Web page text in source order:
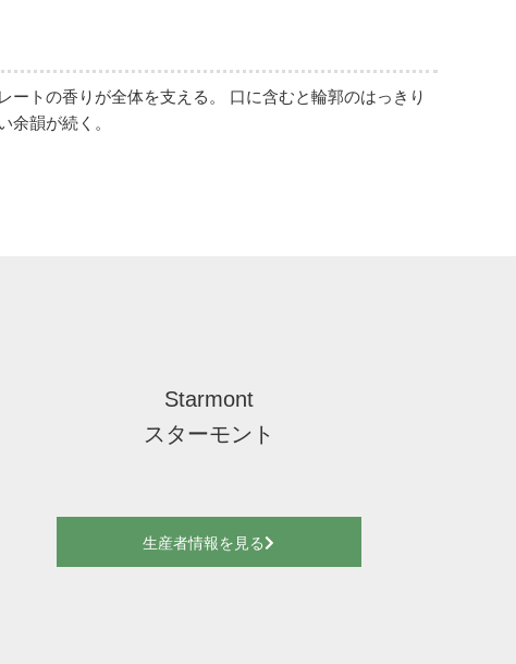
トの香りが全体を支える。 口に含むと輪郭のはっきり
韻が続く。
Starmont
スターモント
生産者情報を見る